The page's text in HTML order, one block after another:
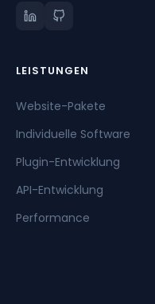
LEISTUNGEN
Website-Pakete
Individuelle Software
Plugin-Entwicklung
API-Entwicklung
Performance